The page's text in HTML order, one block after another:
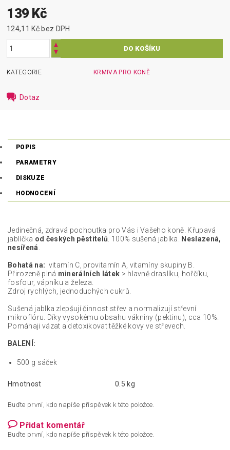
139 Kč
124,11 Kč bez DPH
KATEGORIE KRMIVA PRO KONĚ
Dotaz
POPIS
PARAMETRY
DISKUZE
HODNOCENÍ
Jedinečná, zdravá pochoutka pro Vás i Vašeho koně. Křupavá
jablíčka od českých pěstitelů . 100% sušená jablka. Neslazená,
nesířená
Bohatá na: vitamín C, provitamín A, vitamíny skupiny B.
Přirozeně plná minerálních látek > hlavně draslíku, hořčíku,
fosfour, vápníku a železa.
Zdroj rychlých, jednoduchých cukrů.
Sušená jablka zlepšují činnost střev a normalizují střevní
mikroflóru. Díky vysokému obsahu vákniny (pektinu), cca 10%.
Pomáhaji vázat a detoxikovat těžké kovy ve střevech.
BALENÍ:
500 g sáček
Hmotnost 0.5 kg
Buďte první, kdo napíše příspěvek k této položce.
Přidat komentář
Buďte první, kdo napíše příspěvek k této položce.